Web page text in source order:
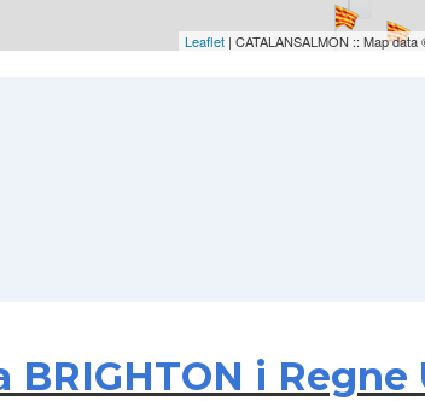
Leaflet | CATALANSALMON :: Map data
i Regne